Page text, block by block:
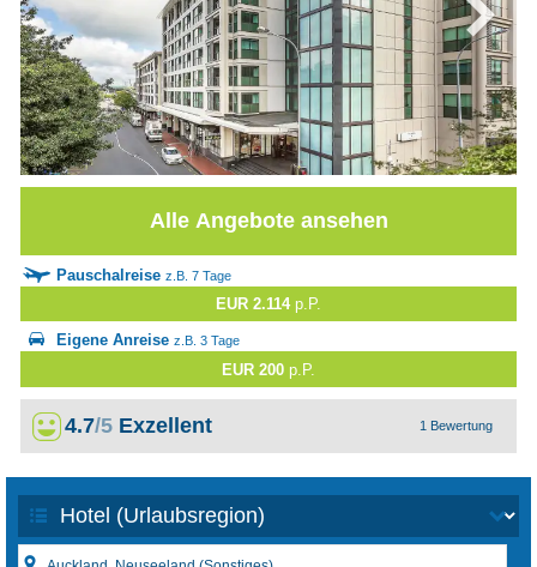
Alle Angebote ansehen
Pauschalreise z.B. 7 Tage
EUR 2.114 p.P.
Eigene Anreise z.B. 3 Tage
EUR 200 p.P.
4.7/5 Exzellent 1 Bewertung